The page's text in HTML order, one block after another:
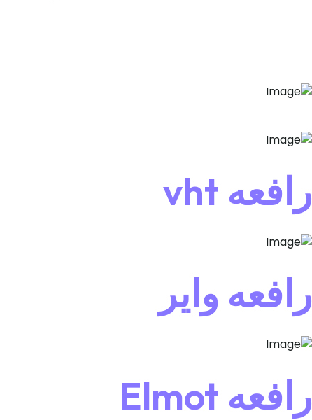
رافعه vht
رافعه واير
رافعه Elmot